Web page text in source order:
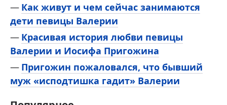
Как живут и чем сейчас занимаются
дети певицы Валерии
Красивая история любви певицы
Валерии и Иосифа Пригожина
Пригожин пожаловался, что бывший
муж «исподтишка гадит» Валерии